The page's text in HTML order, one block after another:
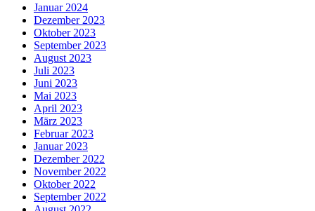
Januar 2024
Dezember 2023
Oktober 2023
September 2023
August 2023
Juli 2023
Juni 2023
Mai 2023
April 2023
März 2023
Februar 2023
Januar 2023
Dezember 2022
November 2022
Oktober 2022
September 2022